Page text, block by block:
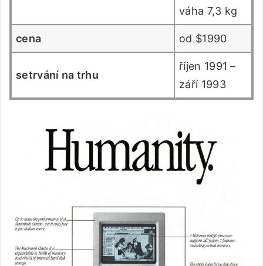
váha 7,3 kg
cena od $1990
setrvání na trhu
říjen 1991 –
září 1993